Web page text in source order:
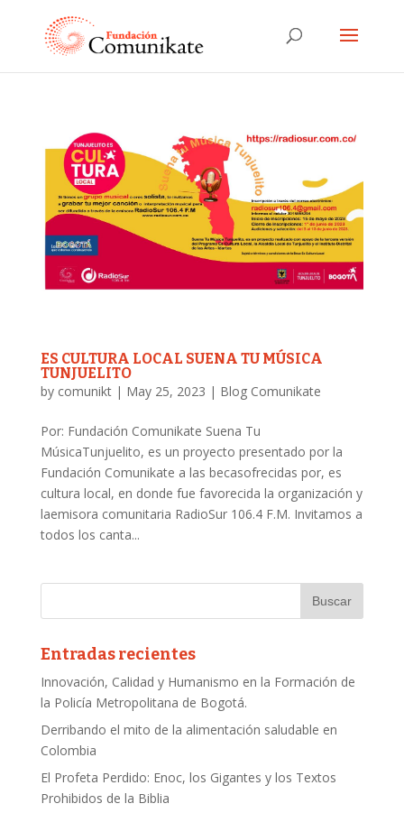
ES CULTURA LOCAL SUENA TU MÚSICA
TUNJUELITO
by comunikt| May 25, 2023 | Blog Comunikate
Por: Fundación Comunikate Suena Tu
MúsicaTunjuelito, es un proyecto presentado por la
Fundación Comunikate a las becasofrecidas por, es
cultura local, en donde fue favorecida la organización y
laemisora comunitaria RadioSur 106.4 F.M. Invitamos a
todos los canta...
Entradas recientes
Innovación, Calidad y Humanismo en la Formación de
la Policía Metropolitana de Bogotá.
Derribando el mito de la alimentación saludable en
Colombia
El Profeta Perdido: Enoc, los Gigantes y los Textos
Prohibidos de la Biblia